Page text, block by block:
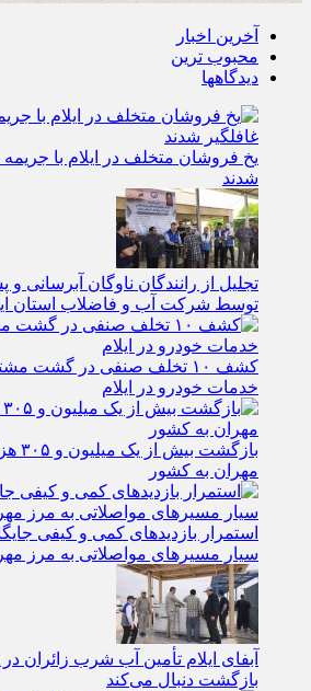
آخرین اخبار
محبوب ترین
دیدگاهها
یخ‌ فروشان متخلف در ایلام با
شدند
توسط شرکت آب و فاضلاب استان
کشف ۱۰ تخلف صنفی در گشت
خدمات خودرو در ایلام
مهران به کشور
استمرار بازدیدهای کمی و کیفی
سیار مسیرهای مواصلاتی به مرز
آبفای ایلام تأمین آب شرب زائران در
بازگشت دنبال می‌کند